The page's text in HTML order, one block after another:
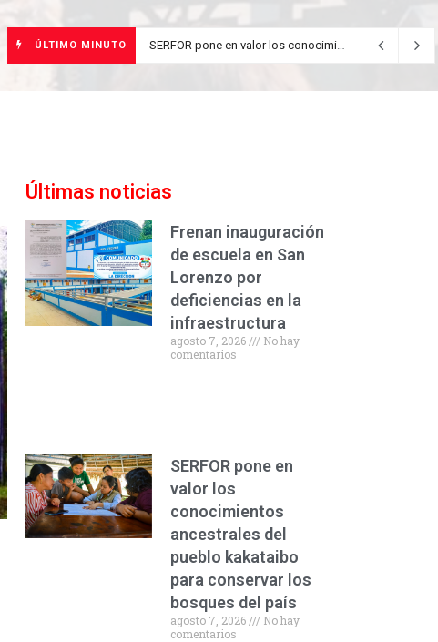
ÚLTIMO MINUTO SERFOR pone en valor los conocimientos ancestrales del pueblo kakataibo para conservar los bosques del país
Últimas noticias
Frenan inauguración
de escuela en San
Lorenzo por
deficiencias en la
infraestructura
agosto 7, 2026
No hay
comentarios
SERFOR pone en
valor los
conocimientos
ancestrales del
pueblo kakataibo
para conservar los
bosques del país
agosto 7, 2026
No hay
comentarios